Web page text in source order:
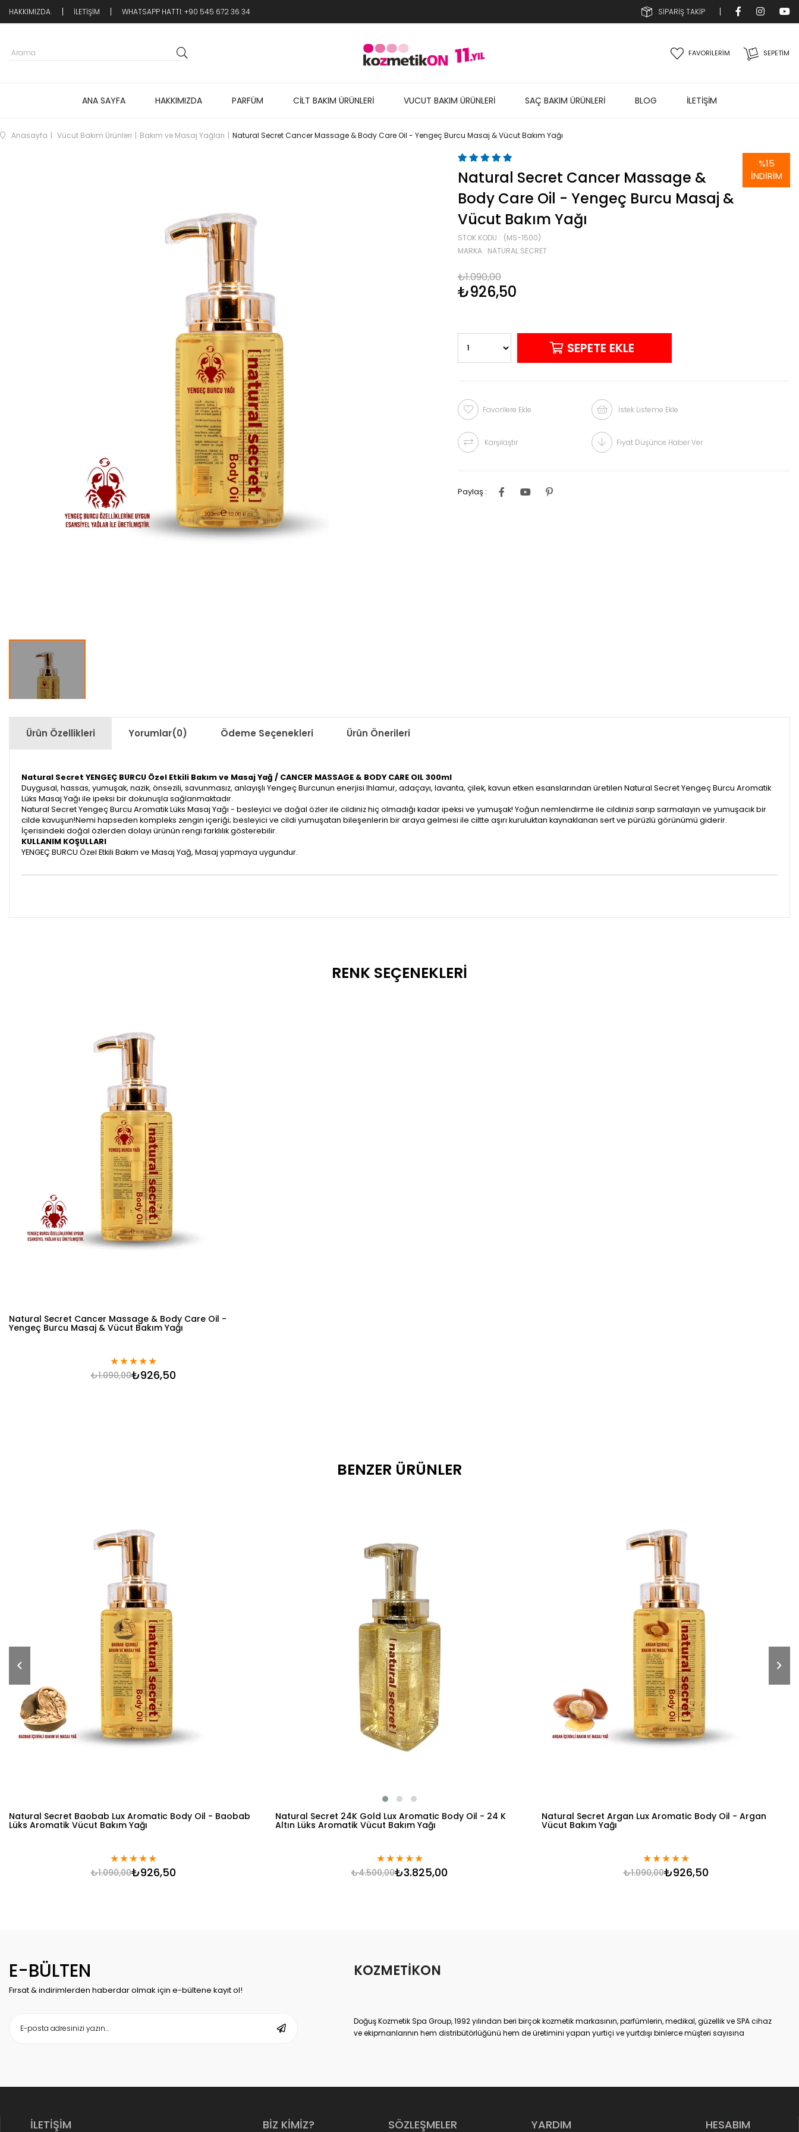
HAKKIMIZDA. İLETİŞİM WHATSAPP HATTI: +90 545 672 36 34 SİPARİŞ TAKİP
SEPETIM
FAVORİLERİM
ANA SAYFA HAKKIMIZDA PARFÜM CİLT BAKIM ÜRÜNLERİ VUCUT BAKIM ÜRÜNLERİ SAÇ BAKIM ÜRÜNLERİ BLOG İLETİŞİM
Anasayfa Vücut Bakım Ürünleri Bakım ve Masaj Yağları Natural Secret Cancer Massage & Body Care Oil - Yengeç Burcu Masaj & Vücut Bakım Yağı
Natural Secret Cancer Massage &
Body Care Oil - Yengeç Burcu Masaj &
Vücut Bakım Yağı
STOK KODU
(MS-1500)
MARKA : NATURAL SECRET
₺1.090,00
₺926,50
%15
İNDIRIM
Favorilere Ekle İstek Listeme Ekle
Karşılaştır Fiyat Düşünce Haber Ver
Paylaş :
Ürün Özellikleri Yorumlar(0) Ödeme Seçenekleri Ürün Önerileri
Natural Secret YENGEÇ BURCU Özel Etkili Bakım ve Masaj Yağ / CANCER MASSAGE & BODY CARE OIL 300ml
Duygusal, hassas, yumuşak, nazik, önsezili, savunmasız, anlayışlı Yengeç Burcunun enerjisi Ihlamur, adaçayı, lavanta, çilek, kavun etken esanslarından üretilen Natural Secret Yengeç Burcu Aromatik
Lüks Masaj Yağı ile ipeksi bir dokunuşla sağlanmaktadır.
Natural Secret Yengeç Burcu Aromatik Lüks Masaj Yağı - besleyici ve doğal özler ile cildiniz hiç olmadığı kadar ipeksi ve yumuşak! Yoğun nemlendirme ile cildinizi sarıp sarmalayın ve yumuşacık bir
cilde kavuşun!Nemi hapseden kompleks zengin içeriği; besleyici ve cildi yumuşatan bileşenlerin bir araya gelmesi ile ciltte aşırı kuruluktan kaynaklanan sert ve pürüzlü görünümü giderir.
İçerisindeki doğal özlerden dolayı ürünün rengi farklılık gösterebilir.
KULLANIM KOŞULLARI
YENGEÇ BURCU Özel Etkili Bakım ve Masaj Yağ, Masaj yapmaya uygundur.
RENK SEÇENEKLERI
Natural Secret Cancer Massage & Body Care Oil -
Yengeç Burcu Masaj & Vücut Bakım Yağı
★★★★★
₺926,50
₺1.090,00
BENZER ÜRÜNLER
Natural Secret Baobab Lux Aromatic Body Oil - Baobab
Lüks Aromatik Vücut Bakım Yağı
★★★★★
₺926,50
₺1.090,00
Natural Secret 24K Gold Lux Aromatic Body Oil - 24 K
Altın Lüks Aromatik Vücut Bakım Yağı
★★★★★
₺3.825,00
₺4.500,00
Natural Secret Argan Lux Aromatic Body Oil - Argan
Vücut Bakım Yağı
★★★★★
₺926,50
₺1.090,00
E-BÜLTEN
Fırsat & indirimlerden haberdar olmak için e-bültene kayıt ol!
KOZMETİKON
Doğuş Kozmetik Spa Group, 1992 yılından beri birçok kozmetik markasının, parfümlerin, medikal, güzellik ve SPA cihaz
ve ekipmanlarının hem distribütörlüğünü hem de üretimini yapan yurtiçi ve yurtdışı binlerce müşteri sayısına
sektörüne de yansıtmıştır.
İLETİŞİM BİZ KİMİZ? SÖZLEŞMELER YARDIM HESABIM